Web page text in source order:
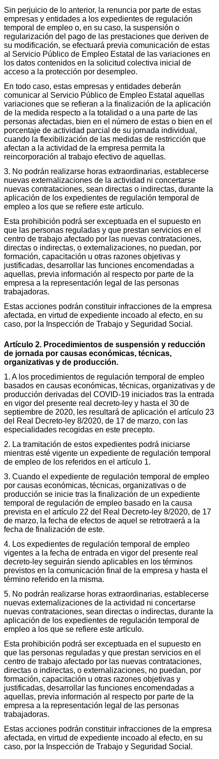
Sin perjuicio de lo anterior, la renuncia por parte de estas
empresas y entidades a los expedientes de regulación
temporal de empleo o, en su caso, la suspensión o
regularización del pago de las prestaciones que deriven de
su modificación, se efectuará previa comunicación de estas
al Servicio Público de Empleo Estatal de las variaciones en
los datos contenidos en la solicitud colectiva inicial de
acceso a la protección por desempleo.
En todo caso, estas empresas y entidades deberán
comunicar al Servicio Público de Empleo Estatal aquellas
variaciones que se refieran a la finalización de la aplicación
de la medida respecto a la totalidad o a una parte de las
personas afectadas, bien en el número de estas o bien en el
porcentaje de actividad parcial de su jornada individual,
cuando la flexibilización de las medidas de restricción que
afectan a la actividad de la empresa permita la
reincorporación al trabajo efectivo de aquellas.
3. No podrán realizarse horas extraordinarias, establecerse
nuevas externalizaciones de la actividad ni concertarse
nuevas contrataciones, sean directas o indirectas, durante la
aplicación de los expedientes de regulación temporal de
empleo a los que se refiere este artículo.
Esta prohibición podrá ser exceptuada en el supuesto en
que las personas reguladas y que prestan servicios en el
centro de trabajo afectado por las nuevas contrataciones,
directas o indirectas, o externalizaciones, no puedan, por
formación, capacitación u otras razones objetivas y
justificadas, desarrollar las funciones encomendadas a
aquellas, previa información al respecto por parte de la
empresa a la representación legal de las personas
trabajadoras.
Estas acciones podrán constituir infracciones de la empresa
afectada, en virtud de expediente incoado al efecto, en su
caso, por la Inspección de Trabajo y Seguridad Social.
Artículo 2. Procedimientos de suspensión y reducción
de jornada por causas económicas, técnicas,
organizativas y de producción.
1. A los procedimientos de regulación temporal de empleo
basados en causas económicas, técnicas, organizativas y de
producción derivadas del COVID-19 iniciados tras la entrada
en vigor del presente real decreto-ley y hasta el 30 de
septiembre de 2020, les resultará de aplicación el artículo 23
del Real Decreto-ley 8/2020, de 17 de marzo, con las
especialidades recogidas en este precepto.
2. La tramitación de estos expedientes podrá iniciarse
mientras esté vigente un expediente de regulación temporal
de empleo de los referidos en el artículo 1.
3. Cuando el expediente de regulación temporal de empleo
por causas económicas, técnicas, organizativas o de
producción se inicie tras la finalización de un expediente
temporal de regulación de empleo basado en la causa
prevista en el artículo 22 del Real Decreto-ley 8/2020, de 17
de marzo, la fecha de efectos de aquel se retrotraerá a la
fecha de finalización de este.
4. Los expedientes de regulación temporal de empleo
vigentes a la fecha de entrada en vigor del presente real
decreto-ley seguirán siendo aplicables en los términos
previstos en la comunicación final de la empresa y hasta el
término referido en la misma.
5. No podrán realizarse horas extraordinarias, establecerse
nuevas externalizaciones de la actividad ni concertarse
nuevas contrataciones, sean directas o indirectas, durante la
aplicación de los expedientes de regulación temporal de
empleo a los que se refiere este artículo.
Esta prohibición podrá ser exceptuada en el supuesto en
que las personas reguladas y que prestan servicios en el
centro de trabajo afectado por las nuevas contrataciones,
directas o indirectas, o externalizaciones, no puedan, por
formación, capacitación u otras razones objetivas y
justificadas, desarrollar las funciones encomendadas a
aquellas, previa información al respecto por parte de la
empresa a la representación legal de las personas
trabajadoras.
Estas acciones podrán constituir infracciones de la empresa
afectada, en virtud de expediente incoado al efecto, en su
caso, por la Inspección de Trabajo y Seguridad Social.